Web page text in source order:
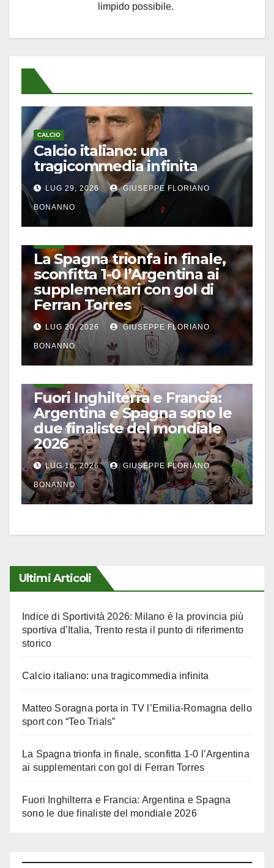
limpido possibile.
CALCIO
Calcio italiano: una
tragicommedia infinita
LUG 29, 2026 GIUSEPPE FLORIANO
BONANNO
La Spagna trionfa in finale,
sconfitta 1-0 l’Argentina ai
supplementari con gol di
Ferran Torres
LUG 20, 2026 GIUSEPPE FLORIANO
BONANNO
Fuori Inghilterra e Francia:
Argentina e Spagna sono le
due finaliste del mondiale
2026
LUG 16, 2026 GIUSEPPE FLORIANO
BONANNO
Ultimi Articoli
Indice di Sportività 2026: Milano è la provincia più
sportiva d’Italia, Trento resta il punto di riferimento
storico
Calcio italiano: una tragicommedia infinita
Matteo Soragna porta in TV l’Emilia-Romagna dello
sport con “Teo Trials”
La Spagna trionfa in finale, sconfitta 1-0 l’Argentina
ai supplementari con gol di Ferran Torres
Fuori Inghilterra e Francia: Argentina e Spagna
sono le due finaliste del mondiale 2026